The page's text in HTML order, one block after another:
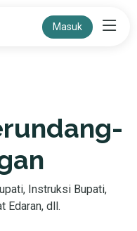
Masuk
Instruksi Bupati,
Edaran, dll.